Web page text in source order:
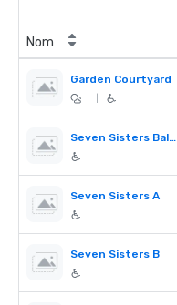
Nom
Garden Courtyard
Seven Sisters Ballroom A+B
Seven Sisters A
Seven Sisters B